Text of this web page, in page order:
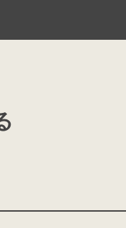
牛革素材
こした特別
けでなく固定